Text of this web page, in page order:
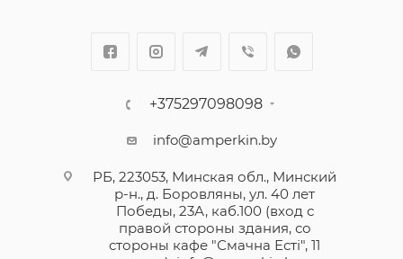
+375297098098
info@amperkin.by
РБ, 223053, Минская обл., Минский
р-н., д. Боровляны, ул. 40 лет
Победы, 23А, каб.100 (вход с
правой стороны здания, со
стороны кафе "Смачна Естi", 11